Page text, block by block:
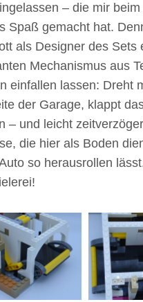
– die mir beim
Spaß gemacht hat.
als Designer des Sets
Mechanismus aus
einfallen lassen: Dreht
der Garage, klappt
– und leicht
die hier als Boden
so herausrollen